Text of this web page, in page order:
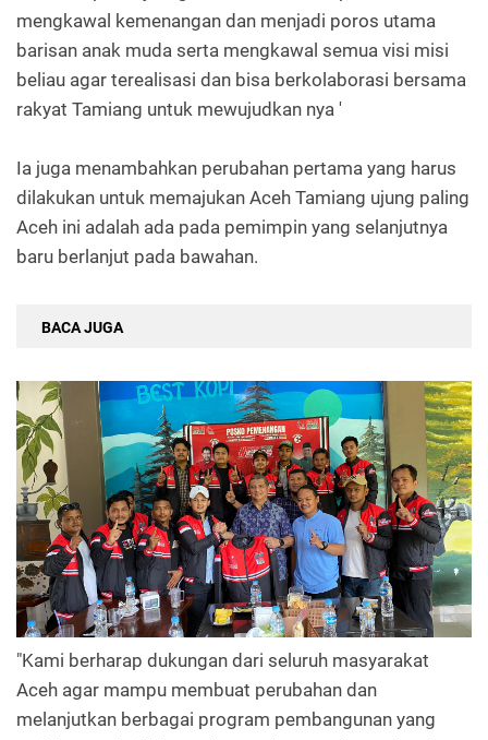
mengkawal kemenangan dan menjadi poros utama
barisan anak muda serta mengkawal semua visi misi
beliau agar terealisasi dan bisa berkolaborasi bersama
rakyat Tamiang untuk mewujudkan nya '
Ia juga menambahkan perubahan pertama yang harus
dilakukan untuk memajukan Aceh Tamiang ujung paling
Aceh ini adalah ada pada pemimpin yang selanjutnya
baru berlanjut pada bawahan.
BACA JUGA
"Kami berharap dukungan dari seluruh masyarakat
Aceh agar mampu membuat perubahan dan
melanjutkan berbagai program pembangunan yang